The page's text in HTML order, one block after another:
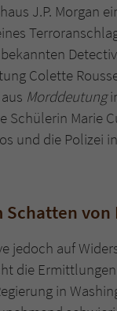
J.P. Morgan
Colette
Morddeutung
Schülerin Marie
und die
von
jedoch auf
die
in